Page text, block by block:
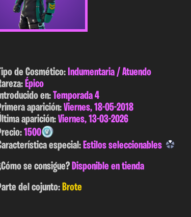
de Cosmético: Indumentaria / Atuendo
Épico
Introducido en:Temporada 4
aparición:Viernes, 18-05-2018
aparición:Viernes, 13-03-2026
1500
especial:Estilos seleccionables
se consigue?Disponible en tienda
del cojunto:Brote